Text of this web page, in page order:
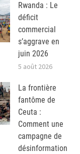
Rwanda : Le
déficit
commercial
s’aggrave en
juin 2026
5 août 2026
La frontière
fantôme de
Ceuta :
Comment une
campagne de
désinformation